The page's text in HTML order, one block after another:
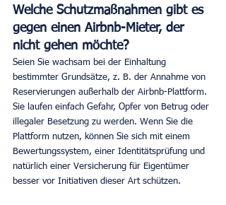
Welche Schutzmaßnahmen gibt es
gegen einen Airbnb-Mieter, der
nicht gehen möchte?
Seien Sie wachsam bei der Einhaltung
bestimmter Grundsätze, z. B. der Annahme von
Reservierungen außerhalb der Airbnb-Plattform.
Sie laufen einfach Gefahr, Opfer von Betrug oder
illegaler Besetzung zu werden. Wenn Sie die
Plattform nutzen, können Sie sich mit einem
Bewertungssystem, einer Identitätsprüfung und
natürlich einer Versicherung für Eigentümer
besser vor Initiativen dieser Art schützen.